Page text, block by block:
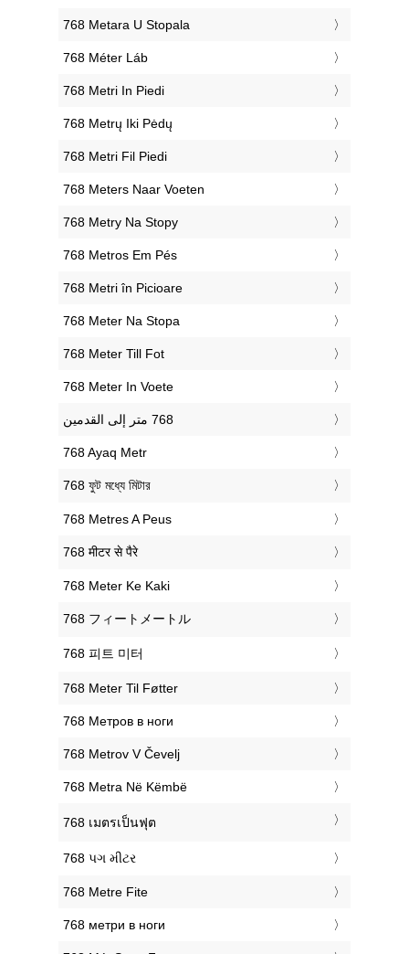
‎768 Metara U Stopala
‎768 Méter Láb
‎768 Metri In Piedi
‎768 Metrų Iki Pėdų
‎768 Metri Fil Piedi
‎768 Meters Naar Voeten
‎768 Metry Na Stopy
‎768 Metros Em Pés
‎768 Metri în Picioare
‎768 Meter Na Stopa
‎768 Meter Till Fot
‎768 Meter In Voete
‎768 Ayaq Metr
‎768 ফুট মধ্যে মিটার
‎768 Metres A Peus
‎768 मीटर से पैरे
‎768 Meter Ke Kaki
‎768 フィートメートル
‎768 피트 미터
‎768 Meter Til Føtter
‎768 Метров в ноги
‎768 Metrov V Čevelj
‎768 Metra Në Këmbë
‎768 เมตรเป็นฟุต
‎768 પગ મીટર
‎768 Metre Fite
‎768 метри в ноги